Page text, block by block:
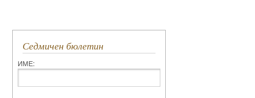
Седмичен бюлетин
ИМЕ: